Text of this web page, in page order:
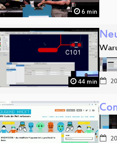
6 min
44 min